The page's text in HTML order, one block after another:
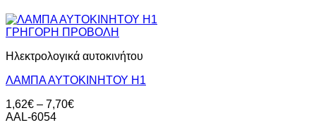
ΓΡΗΓΟΡΗ ΠΡΟΒΟΛΗ
Ηλεκτρολογικά αυτοκινήτου
ΛΑΜΠΑ ΑΥΤΟΚΙΝΗΤΟΥ Η1
1,62€ – 7,70€Price
AAL-6054